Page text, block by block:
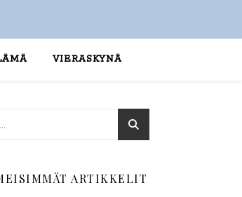
VIERASKYNÄ
ARTIKKELIT